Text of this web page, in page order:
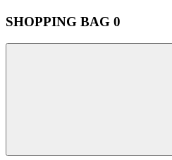
SHOPPING BAG 0